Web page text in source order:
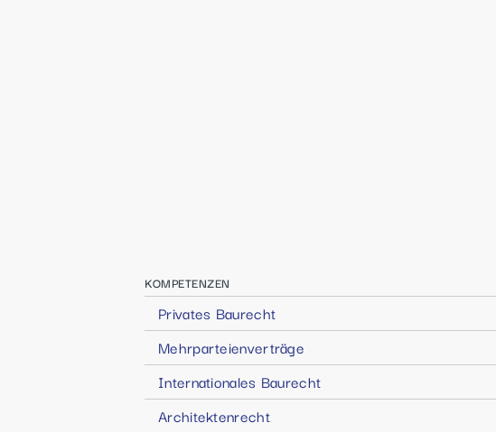
KOMPETENZEN
Privates Baurecht
Mehrparteienverträge
Internationales Baurecht
Architektenrecht